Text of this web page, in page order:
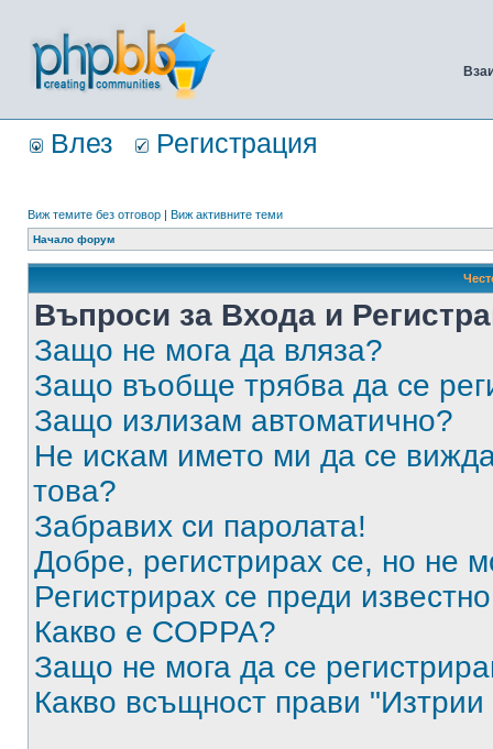
Влез Регистрация
Виж темите без отговор | Виж активните теми
Начало форум
Въпроси за Входа и
Защо не мога да вляза?
Защо въобще трябва да се
Защо излизам автоматично?
Не искам името ми да се
това?
Забравих си паролата!
Добре, регистрирах се, но не
Регистрирах се преди
Какво е COPPA?
Защо не мога да се
Какво всъщност прави "Изтрии